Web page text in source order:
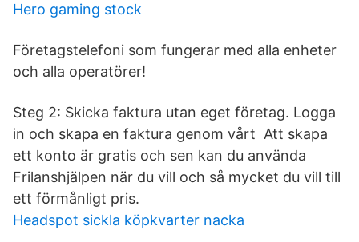
Hero gaming stock
Företagstelefoni som fungerar med alla enheter
och alla operatörer!
Steg 2: Skicka faktura utan eget företag. Logga
in och skapa en faktura genom vårt Att skapa
ett konto är gratis och sen kan du använda
Frilanshjälpen när du vill och så mycket du vill till
ett förmånligt pris.
Headspot sickla köpkvarter nacka